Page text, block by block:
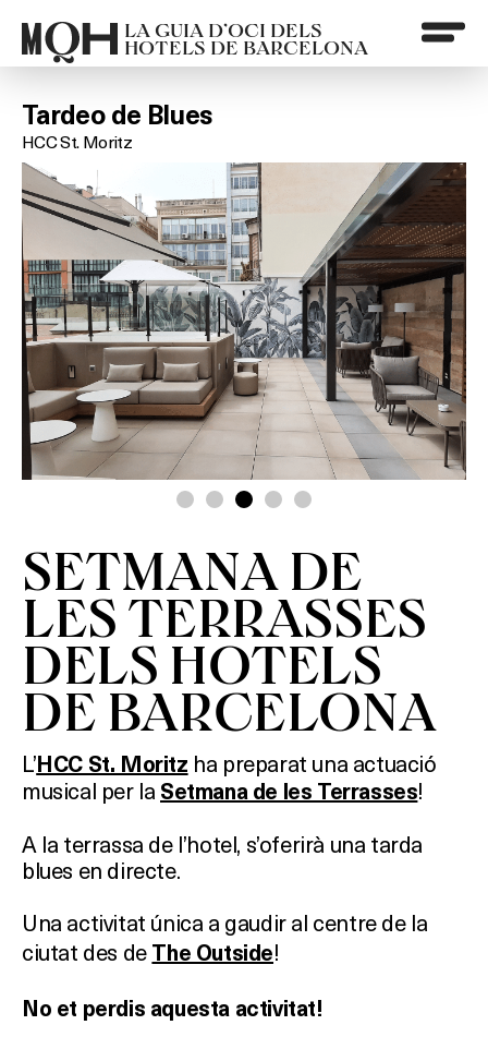
LA GUIA D’OCI DELS
HOTELS DE BARCELONA
Tardeo de Blues
HCC St. Moritz
SETMANA DE
LES TERRASSES
DELS HOTELS
DE BARCELONA
L’ HCC St. Moritz ha preparat una actuació
musical per la Setmana de les Terrasses!
A la terrassa de l’hotel, s’oferirà una tarda
blues en directe.
Una activitat única a gaudir al centre de la
ciutat des de The Outside!
No et perdis aquesta activitat!